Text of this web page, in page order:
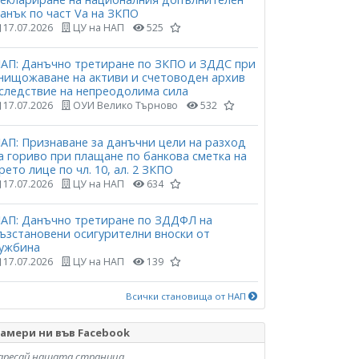
по част Vа на ЗКПО
17.07.2026 ЦУ на НАП 525
Данъчно третиране по ЗКПО и ЗДДС при
на активи и счетоводен архив
на непреодолима сила
17.07.2026 ОУИ Велико Търново 532
Признаване за данъчни цели на разход
гориво при плащане по банкова сметка на
лице по чл. 10, ал. 2 ЗКПО
17.07.2026 ЦУ на НАП 634
Данъчно третиране по ЗДДФЛ на
осигурителни вноски от
17.07.2026 ЦУ на НАП 139
Всички становища от НАП
ни във Facebook